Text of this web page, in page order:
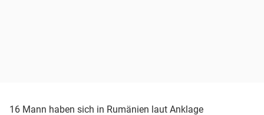
16 Mann haben sich in Rumänien laut Anklage